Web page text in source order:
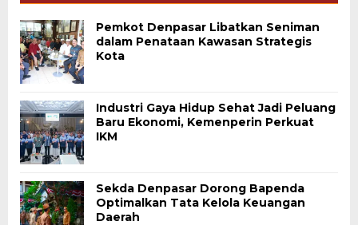
Pemkot Denpasar Libatkan Seniman
dalam Penataan Kawasan Strategis
Kota
Industri Gaya Hidup Sehat Jadi Peluang
Baru Ekonomi, Kemenperin Perkuat
IKM
Sekda Denpasar Dorong Bapenda
Optimalkan Tata Kelola Keuangan
Daerah